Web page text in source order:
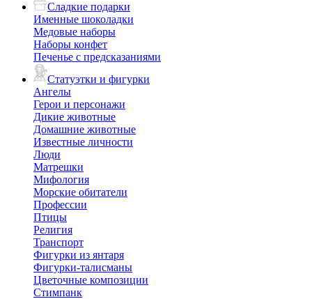
Сладкие подарки
Именные шоколадки
Медовые наборы
Наборы конфет
Печенье с предсказаниями
Статуэтки и фигурки
Ангелы
Герои и персонажи
Дикие животные
Домашние животные
Известные личности
Люди
Матрешки
Мифология
Морские обитатели
Профессии
Птицы
Религия
Транспорт
Фигурки из янтаря
Фигурки-талисманы
Цветочные композиции
Стимпанк